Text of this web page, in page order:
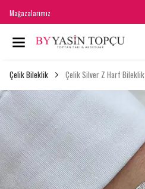
Mağazalarımız
Çelik Bileklik Çelik Silver Z Harf Bileklik